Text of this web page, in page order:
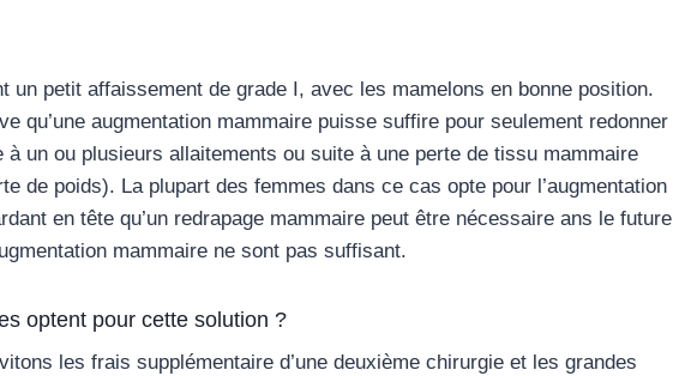
un petit affaissement de grade I, avec les mamelons en bonne position.
qu’une augmentation mammaire puisse suffire pour seulement redonner
à un ou plusieurs allaitements ou suite à une perte de tissu mammaire
de poids). La plupart des femmes dans ce cas opte pour l’augmentation
en tête qu’un redrapage mammaire peut être nécessaire ans le future
mammaire ne sont pas suffisant.
optent pour cette solution ?
les frais supplémentaire d’une deuxième chirurgie et les grandes